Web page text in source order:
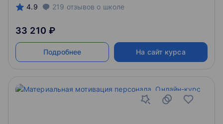
менеджера – ситуационное руководство и групповая
динамика.
4.9 219 отзывов о школе
33 210 ₽
Подробнее На сайт курса